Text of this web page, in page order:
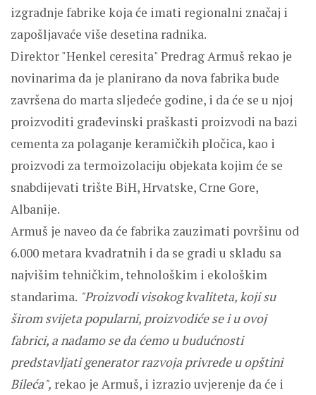
izgradnje fabrike koja će imati regionalni značaj i
zapošljavaće više desetina radnika.
Direktor "Henkel ceresita" Predrag Armuš rekao je
novinarima da je planirano da nova fabrika bude
završena do marta sljedeće godine, i da će se u njoj
proizvoditi građevinski praškasti proizvodi na bazi
cementa za polaganje keramičkih pločica, kao i
proizvodi za termoizolaciju objekata kojim će se
snabdijevati trište BiH, Hrvatske, Crne Gore,
Albanije.
Armuš je naveo da će fabrika zauzimati površinu od
6.000 metara kvadratnih i da se gradi u skladu sa
najvišim tehničkim, tehnološkim i ekološkim
standarima. "Proizvodi visokog kvaliteta, koji su
širom svijeta popularni, proizvodiće se i u ovoj
fabrici, a nadamo se da ćemo u budućnosti
predstavljati generator razvoja privrede u opštini
Bileća", rekao je Armuš, i izrazio uvjerenje da će i